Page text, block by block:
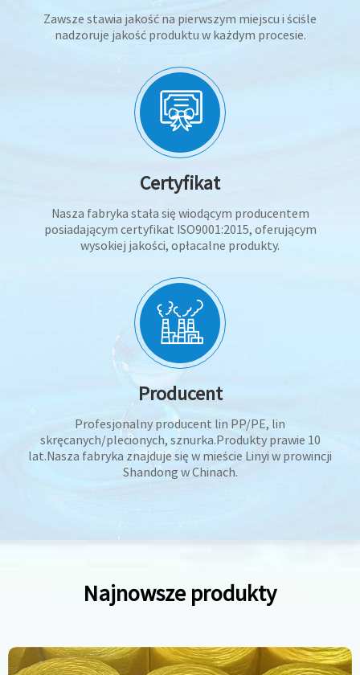
Zawsze stawia jakość na pierwszym miejscu i ściśle
nadzoruje jakość produktu w każdym procesie.
Certyfikat
Nasza fabryka stała się wiodącym producentem
posiadającym certyfikat ISO9001:2015, oferującym
wysokiej jakości, opłacalne produkty.
Producent
Profesjonalny producent lin PP/PE, lin
skręcanych/plecionych, sznurka.Produkty prawie 10
lat.Nasza fabryka znajduje się w mieście Linyi w prowincji
Shandong w Chinach.
Najnowsze produkty